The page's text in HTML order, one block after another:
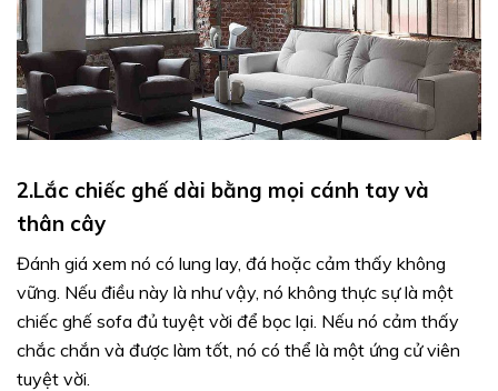
2.Lắc chiếc ghế dài bằng mọi cánh tay và
thân cây
Đánh giá xem nó có lung lay, đá hoặc cảm thấy không
vững. Nếu điều này là như vậy, nó không thực sự là một
chiếc ghế sofa đủ tuyệt vời để bọc lại. Nếu nó cảm thấy
chắc chắn và được làm tốt, nó có thể là một ứng cử viên
tuyệt vời.